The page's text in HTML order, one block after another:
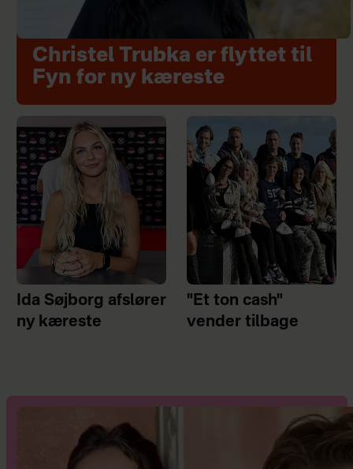
Christel Trubka er flyttet til
Fyn for ny kæreste
Ida Søjborg afslører
ny kæreste
"Et ton cash"
vender tilbage